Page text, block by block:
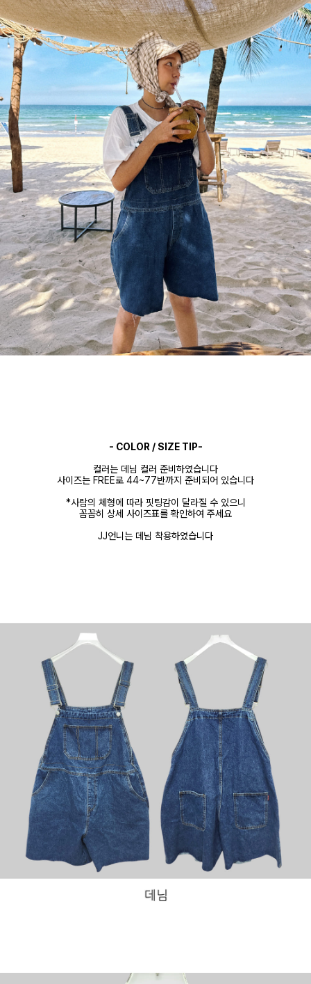
- COLOR / SIZE TIP-
컬러는 데님 컬러 준비하였습니다
사이즈는 FREE로 44~77반까지 준비되어 있습니다
*사람의 체형에 따라 핏팅감이 달라질 수 있으니
꼼꼼히 상세 사이즈표를 확인하여 주세요
JJ언니는 데님 착용하였습니다